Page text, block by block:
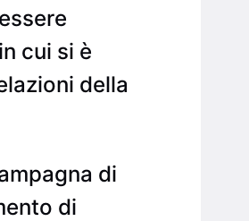
cui si è
della
di
di